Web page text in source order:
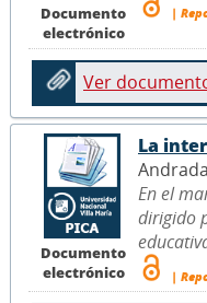
Documento
electrónico
|
Ver
Documento
electrónico
La
En el
dirigido
|